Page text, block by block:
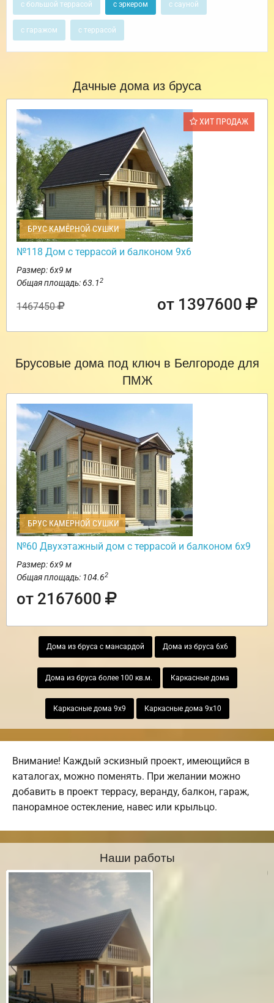
с большой террасой с эркером с сауной
с гаражом с террасой
Дачные дома из бруса
ХИТ ПРОДАЖ
БРУС КАМЕРНОЙ СУШКИ
№118 Дом с террасой и балконом 9х6
Размер: 6х9 м
Общая площадь: 63.12
1467450 от 1397600
Брусовые дома под ключ в Белгороде для
ПМЖ
БРУС КАМЕРНОЙ СУШКИ
№60 Двухэтажный дом с террасой и балконом 6х9
Размер: 6х9 м
Общая площадь: 104.62
от 2167600
Дома из бруса с мансардой Дома из бруса 6х6
Дома из бруса более 100 кв.м. Каркасные дома
Каркасные дома 9х9 Каркасные дома 9х10
Внимание! Каждый эскизный проект, имеющийся в
каталогах, можно поменять. При желании можно
добавить в проект террасу, веранду, балкон, гараж,
панорамное остекление, навес или крыльцо.
Наши работы